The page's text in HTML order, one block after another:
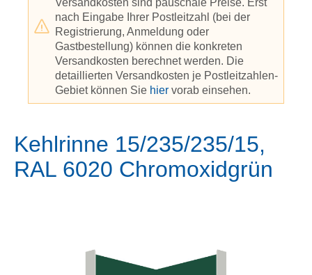
Versandkosten sind pauschale Preise. Erst
nach Eingabe Ihrer Postleitzahl (bei der
Registrierung, Anmeldung oder
Gastbestellung) können die konkreten
Versandkosten berechnet werden. Die
detaillierten Versandkosten je Postleitzahlen-
Gebiet können Sie hier vorab einsehen.
Kehlrinne 15/235/235/15,
RAL 6020 Chromoxidgrün